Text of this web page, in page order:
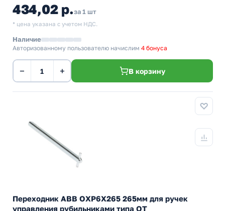
434,02 р.за 1 шт
* цена указана с учетом НДС.
Наличие
Авторизованному пользователю начислим 4 бонуса
− + В корзину
Переходник ABB OXP6X265 265мм для ручек
управления рубильниками типа ОТ